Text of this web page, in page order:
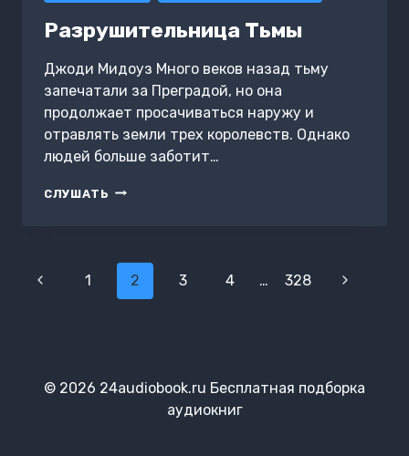
Разрушительница Тьмы
Джоди Мидоуз Много веков назад тьму
запечатали за Преградой, но она
продолжает просачиваться наружу и
отравлять земли трех королевств. Однако
людей больше заботит…
СЛУШАТЬ РАЗРУШИТЕЛЬНИЦА
Навигация
Предыдущая
1 2 3 4 … 328
© 2026 24audiobook.ru Бесплатная подборка
аудиокниг